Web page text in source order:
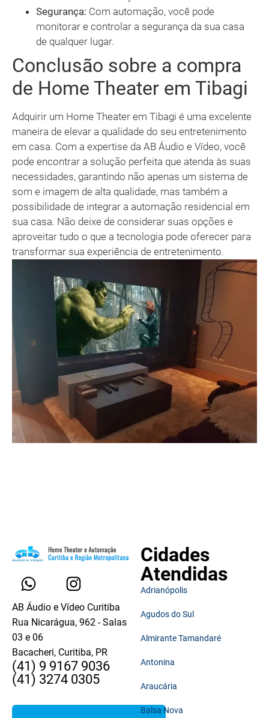
Segurança: Com automação, você pode
monitorar e controlar a segurança da sua casa
de qualquer lugar.
Conclusão sobre a compra
de Home Theater em Tibagi
Adquirir um Home Theater em Tibagi é uma excelente
maneira de elevar a qualidade do seu entretenimento
em casa. Com a expertise da AB Áudio e Vídeo, você
pode encontrar a solução perfeita que atenda às suas
necessidades, garantindo não apenas um sistema de
som e imagem de alta qualidade, mas também a
possibilidade de integrar a automação residencial em
sua casa. Não deixe de considerar suas opções e
aproveitar tudo o que a tecnologia pode oferecer para
transformar sua experiência de entretenimento.
AB Áudio e Vídeo Curitiba
Rua Nicarágua, 962 - Salas
03 e 06
Bacacheri, Curitiba, PR
(41) 9 9167 9036
(41) 3274 0305
Cidades
Atendidas
Adrianópolis
Agudos do Sul
Almirante Tamandaré
Antonina
Araucária
Balsa Nova